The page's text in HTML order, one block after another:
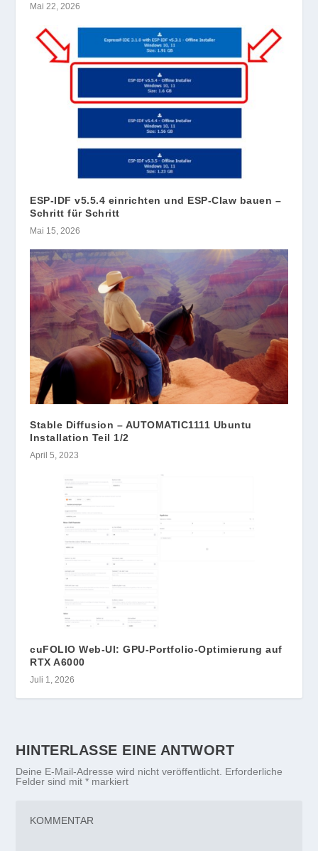
Mai 22, 2026
ESP-IDF v5.5.4 einrichten und ESP-Claw bauen –
Schritt für Schritt
Mai 15, 2026
Stable Diffusion – AUTOMATIC1111 Ubuntu
Installation Teil 1/2
April 5, 2023
cuFOLIO Web-UI: GPU-Portfolio-Optimierung auf
RTX A6000
Juli 1, 2026
HINTERLASSE EINE ANTWORT
Deine E-Mail-Adresse wird nicht veröffentlicht. Erforderliche
Felder sind mit* markiert